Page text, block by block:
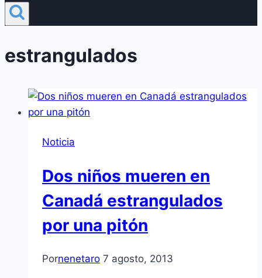
estrangulados
Noticia
Dos niños mueren en
Canadá estrangulados
por una pitón
Pornenetaro 7 agosto, 2013